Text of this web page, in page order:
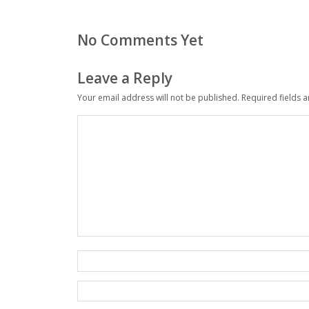
No Comments Yet
Leave a Reply
Your email address will not be published. Required fields